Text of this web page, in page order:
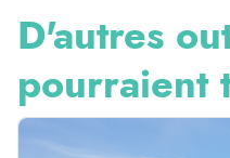
D'autres
pourraient